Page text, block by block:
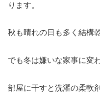
ります。
秋も晴れの日も多く結構
でも冬は嫌いな家事に変
部屋に干すと洗濯の柔軟